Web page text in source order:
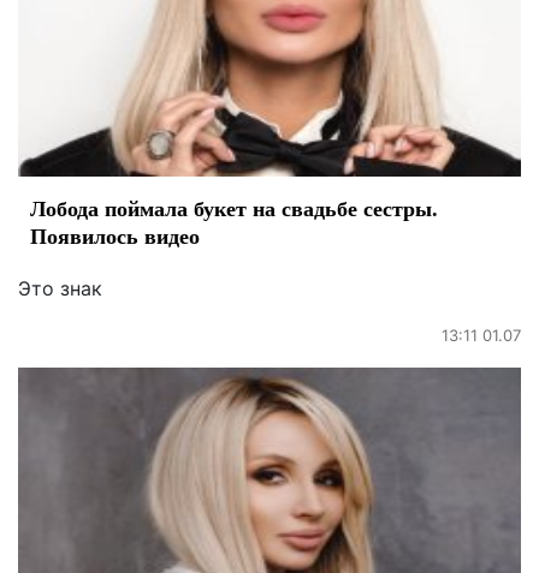
Лобода поймала букет на свадьбе сестры.
Появилось видео
Это знак
13:11 01.07